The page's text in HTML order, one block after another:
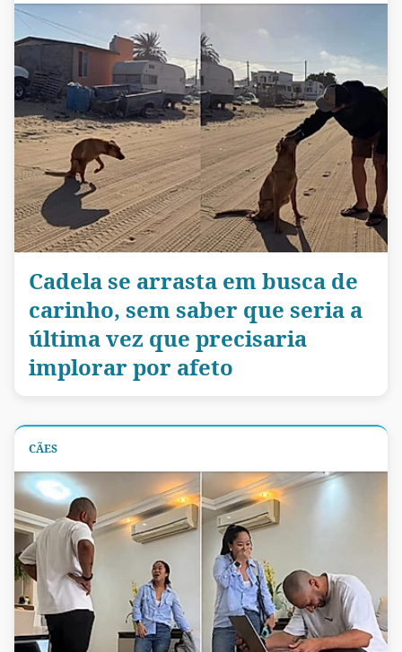
Cadela se arrasta em busca de
carinho, sem saber que seria a
última vez que precisaria
implorar por afeto
CÃES